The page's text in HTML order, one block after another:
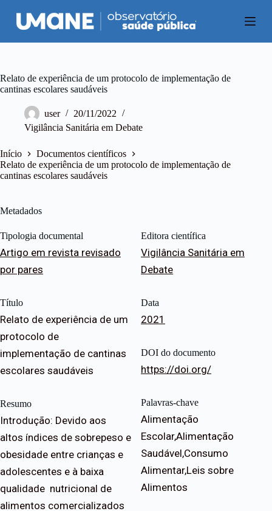
P
u
a
a
r
t
e
ú
Relato de experiência de um protocolo de implementação de
cantinas escolares saudáveis
user
20/11/2022
Vigilância Sanitária em Debate
Início
Documentos científicos
Relato de experiência de um protocolo de implementação de
cantinas escolares saudáveis
Metadados
Tipologia documental
Artigo em revista revisado
por pares
Título
Relato de experiência de um
protocolo de
implementação de cantinas
escolares saudáveis
Resumo
Introdução: Devido aos
altos índices de sobrepeso e
obesidade entre crianças e
adolescentes e à baixa
qualidade nutricional de
alimentos comercializados
Editora científica
Vigilância Sanitária em
Debate
Data
2021
DOI do documento
https://doi.org/
Palavras-chave
Alimentação
Escolar,Alimentação
Saudável,Consumo
Alimentar,Leis sobre
Alimentos